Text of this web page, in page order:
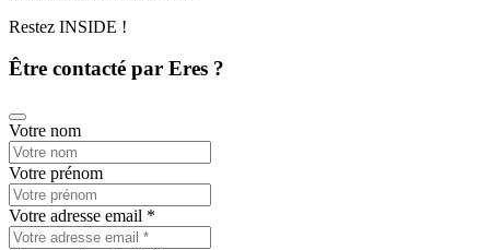
Restez INSIDE !
Être contacté par Eres ?
Votre nom
Votre prénom
Votre adresse email *